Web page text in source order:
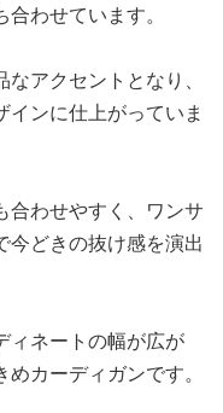
わせています。
アクセントとなり、
ンに仕上がっていま
合わせやすく、ワンサ
今どきの抜け感を演出
ィネートの幅が広が
カーディガンです。